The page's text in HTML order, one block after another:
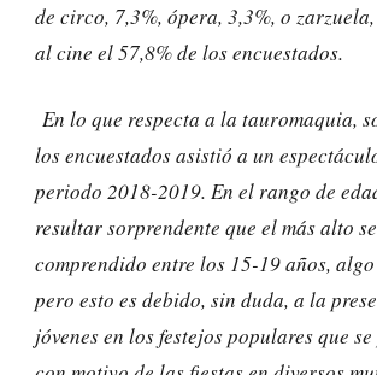
de circo, 7,3%, ópera, 3,3%, o
al cine el 57,8% de los encuestados.
En lo que respecta a la tauromaquia,
los encuestados asistió a un
periodo 2018-2019. En el rango de
resultar sorprendente que el más alto
comprendido entre los 15-19 años,
pero esto es debido, sin duda, a la
jóvenes en los festejos populares que